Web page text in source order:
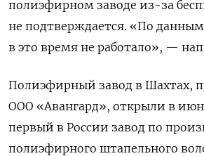
полиэфирном заводе из-за
не подтверждается. «По
в это время не работало», —
Полиэфирный завод в Шахтах,
ООО «Авангард», открыли в
первый в России завод по
полиэфирного штапельного